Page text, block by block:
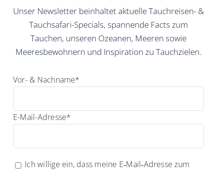
Unser Newsletter beinhaltet aktuelle Tauchreisen- &
Tauchsafari-Specials, spannende Facts zum
Tauchen, unseren Ozeanen, Meeren sowie
Meeresbewohnern und Inspiration zu Tauchzielen.
Vor- & Nachname*
E-Mail-Adresse*
Ich willige ein, dass meine E‑Mail‑Adresse zum